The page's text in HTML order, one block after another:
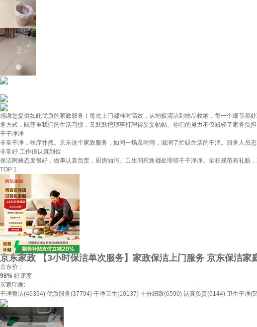
感谢您提供如此优质的家政服务！每次上门都准时高效，从地板清洁到物品收纳，每一个细节
务方式，既尊重我们的生活习惯，又默默把琐事打理得妥妥帖帖。你们的努力不仅减轻了家务负
干干净净
非常干净，秩序井然。京东这个家政服务，如同一场及时雨，滋润了忙碌生活的干涸。服务人员
非常好 工作很认真到位
保洁阿姨态度很好，做事认真负责，厨房油污、卫生间死角都处理得干干净净。全程规范有礼貌
TOP 1
京东家政 【3小时保洁单次服务】家政保洁上门服务 京东保洁家
京东价 :
98% 好评度
买家印象:
干净整洁(46394) 优质服务(37794) 干净卫生(10137) 十分细致(6590) 认真负责(6144) 卫生干净